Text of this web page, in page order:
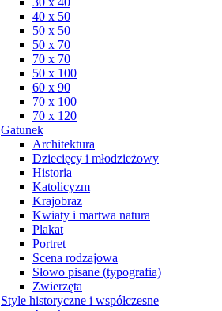
40 x 50
50 x 50
50 x 70
70 x 70
50 x 100
60 x 90
70 x 100
70 x 120
Gatunek
Architektura
Dziecięcy i młodzieżowy
Historia
Katolicyzm
Krajobraz
Kwiaty i martwa natura
Plakat
Portret
Scena rodzajowa
Słowo pisane (typografia)
Zwierzęta
Style historyczne i współczesne